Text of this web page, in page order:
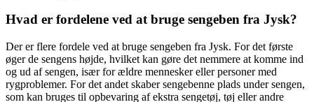
Hvad er fordelene ved at bruge sengeben fra Jysk?
Der er flere fordele ved at bruge sengeben fra Jysk. For det første
øger de sengens højde, hvilket kan gøre det nemmere at komme ind
og ud af sengen, især for ældre mennesker eller personer med
rygproblemer. For det andet skaber sengebenne plads under sengen,
som kan bruges til opbevaring af ekstra sengetøj, tøj eller andre